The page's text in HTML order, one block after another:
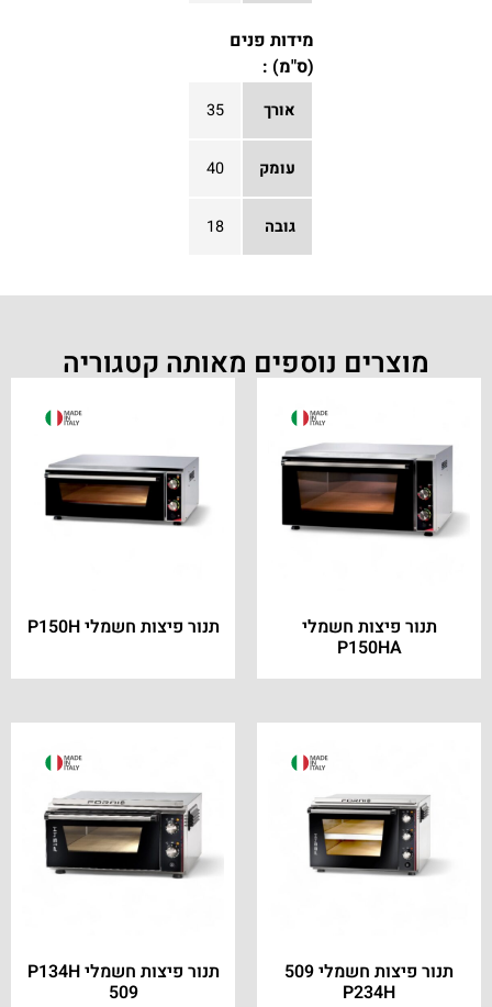
מידות פנים
(ס"מ) :
אורך 35
עומק 40
גובה 18
מוצרים נוספים מאותה קטגוריה
תנור פיצות חשמלי
P150HA
תנור פיצות חשמלי P150H
תנור פיצות חשמלי 509
P234H
תנור פיצות חשמלי P134H
509